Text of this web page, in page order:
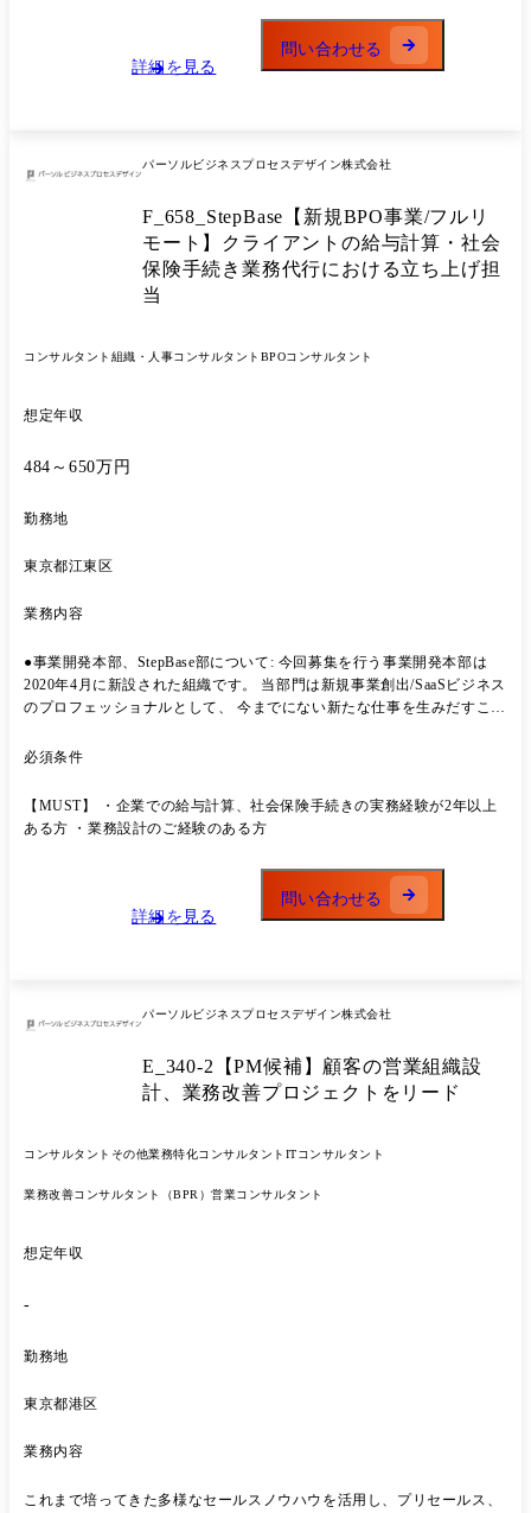
詳細を見る
問い合わせる
パーソルビジネスプロセスデザイン株式会社
F_658_StepBase【新規BPO事業/フルリ
モート】クライアントの給与計算・社会
保険手続き業務代行における立ち上げ担
当
コンサルタント 組織・人事コンサルタント BPOコンサルタント
想定年収
484～650万円
勤務地
東京都江東区
業務内容
●事業開発本部、StepBase部について: 今回募集を行う事業開発本部は
2020年4月に新設された組織です。 当部門は新規事業創出/SaaSビジネス
のプロフェッショナルとして、 今までにない新たな仕事を生みだすこと
化を生みだすことをミッションとしています。 配属先としては、事業開
す。 StepBaseは2024年9月にローンチされた新規事業となっており、1年
で組織規模が3倍以上と急拡大しているサービスとなっています。
>https://www.persol-bd.co.jp/service/bpo/s-bpo/service/ <プロダクト一覧
>https://www.persol-bd.co.jp/service/product/ ●業務詳細 オンライン業務
代行サービス「StepBase」の経理立ち上げ担当をご担当いただきます。
準備 :会計・支払関連システムの初期設定、権限設計、テスト運用 ・
シリテート ・実業務のフォロー :稼働立ち上げ後のQA対応、品質・
生産性のモニタリング、改善提案
必須条件
【MUST】 ・企業での給与計算、社会保険手続きの実務経験が2年以上
ある方 ・業務設計のご経験のある方
詳細を見る
問い合わせる
パーソルビジネスプロセスデザイン株式会社
E_340-2【PM候補】顧客の営業組織設
計、業務改善プロジェクトをリード
コンサルタント その他業務特化コンサルタント ITコンサルタント
業務改善コンサルタント（BPR） 営業コンサルタント
想定年収
-
勤務地
東京都港区
業務内容
これまで培ってきた多様なセールスノウハウを活用し、プリセールス、